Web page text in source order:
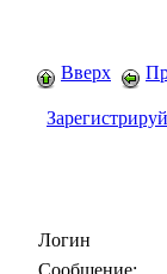
Вверх
Логин
Сообщение: